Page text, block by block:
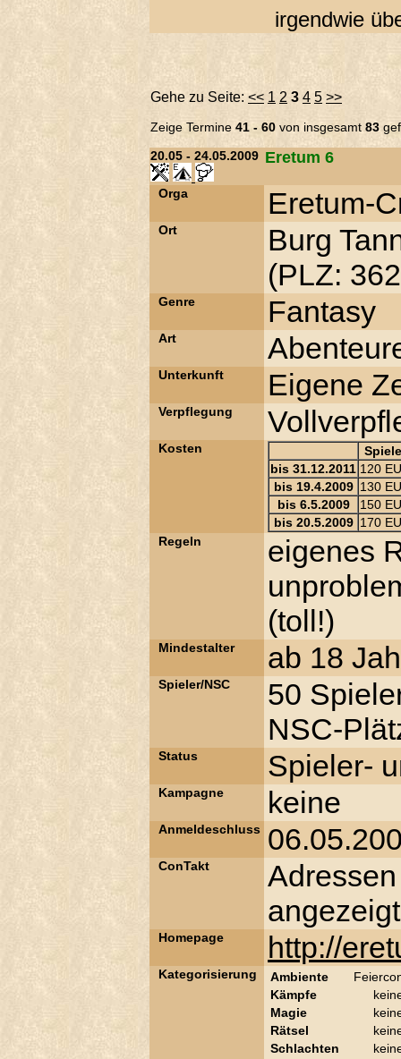
irgendwie
Gehe zu Seite: << 1 2 3 4 5 >>
Zeige Termine 41 - 60 von insgesamt 83
20.05 - 24.05.2009 Eretum 6
Orga Eretum-
Ort
Burg
(PLZ:
Genre Fantasy
Art
Unterkunft Eigene
Verpflegung
Kosten
bis 31.12.2011 120
bis 19.4.2009 130
bis 6.5.2009
150
bis 20.5.2009 170
Regeln
eigenes
(toll!)
Mindestalter ab 18
Spieler/NSC
50
NSC-
Status Spieler-
Kampagne keine
Anmeldeschluss
ConTakt
angezeigt
Homepage http://
Kategorisierung Ambiente
Kämpfe
Magie
Rätsel
Schlachten